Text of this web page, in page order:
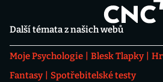
Další témata z našich webů
Moje Psychologie Blesk Tlapky
Fantasy
Spotřebitelské testy